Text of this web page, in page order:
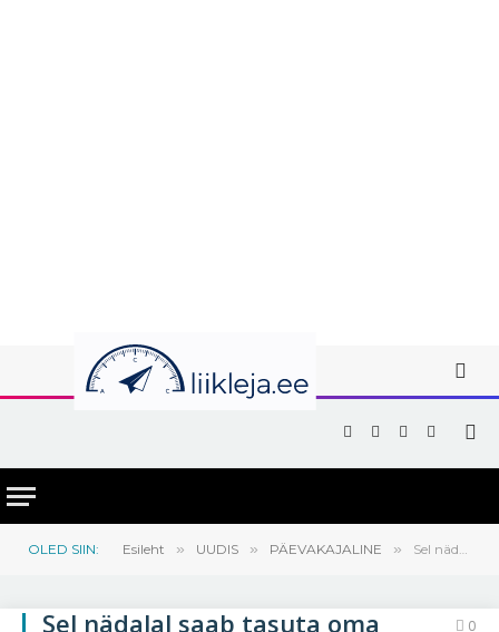
Facebook
X
(Twitter)
Instagram
YouTube
OLED SIIN: Esileht » UUDIS » PÄEVAKAJALINE » Sel nädalal saab tasuta oma auto tehnilist seisukorda kontrollida
Sel nädalal saab tasuta oma
0